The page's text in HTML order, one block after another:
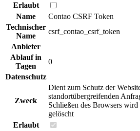
Erlaubt
Name
Contao CSRF Token
Technischer
Name
csrf_contao_csrf_token
Anbieter
Ablauf in
Tagen
0
Datenschutz
Zweck
Dient zum Schutz der
standortübergreifenden
Schließen des Browsers
gelöscht
Erlaubt